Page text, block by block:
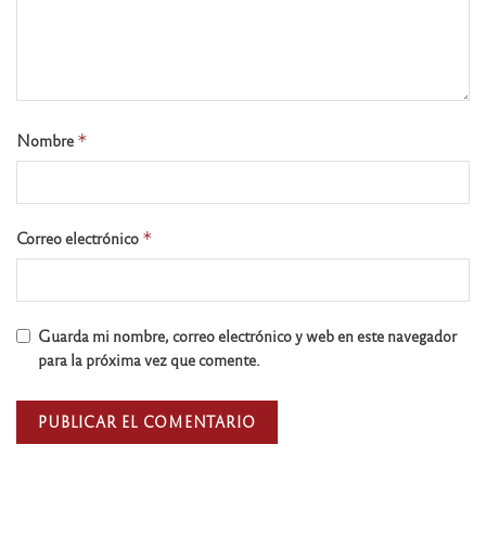
Nombre *
Correo electrónico *
Guarda mi nombre, correo electrónico y web en este navegador
para la próxima vez que comente.